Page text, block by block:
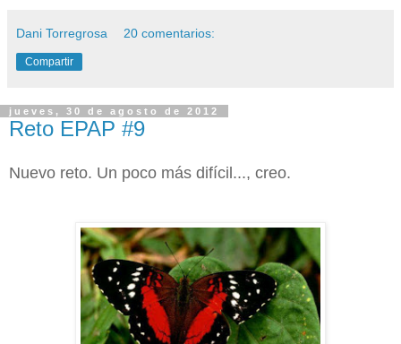
Dani Torregrosa 20 comentarios:
Compartir
jueves, 30 de agosto de 2012
Reto EPAP #9
Nuevo reto. Un poco más difícil..., creo.